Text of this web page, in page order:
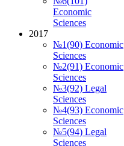
Economic
Sciences
2017
№1(90) Economic
Sciences
№2(91) Economic
Sciences
№3(92) Legal
Sciences
№4(93) Economic
Sciences
№5(94) Legal
Sciences